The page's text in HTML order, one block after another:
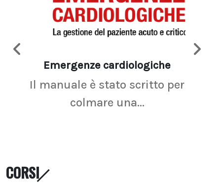
Emergenze cardiologiche
Il manuale è stato scritto per
colmare una...
CORSI